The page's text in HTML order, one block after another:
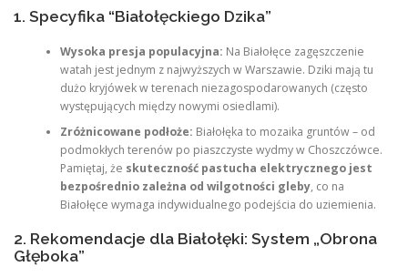
1. Specyfika “Białołęckiego Dzika”
Wysoka presja populacyjna: Na Białołęce zagęszczenie
watah jest jednym z najwyższych w Warszawie. Dziki mają tu
dużo kryjówek w terenach niezagospodarowanych (często
występujących między nowymi osiedlami).
Zróżnicowane podłoże: Białołęka to mozaika gruntów – od
podmokłych terenów po piaszczyste wydmy w Choszczówce.
Pamiętaj, że skuteczność pastucha elektrycznego jest
bezpośrednio zależna od wilgotności gleby, co na
Białołęce wymaga indywidualnego podejścia do uziemienia.
2. Rekomendacje dla Białołęki: System „Obrona
Głęboka”